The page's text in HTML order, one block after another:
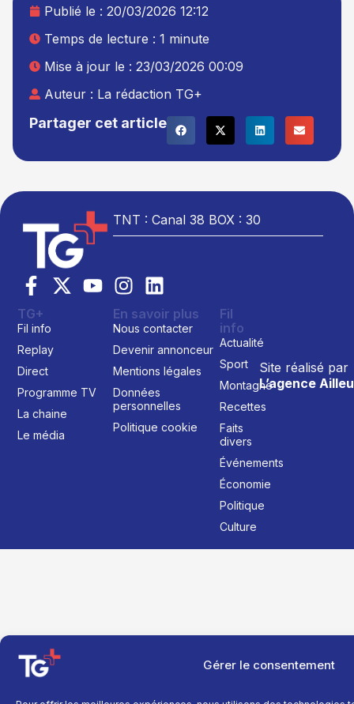
Gérer le consentement
Partager cet article
Publié le : 20/03/2026 12:12
Temps de lecture : 1 minute
Mise à jour le : 23/03/2026 00:09
Auteur : La rédaction TG+
TNT : Canal 38 BOX : 30
Site réalisé par
L’agence
TG+
Fil info
Replay
Direct
Programme TV
La chaine
Le média
En savoir plus
Nous contacter
Devenir annonceur
Mentions légales
Données
personnelles
Politique cookie
Fil
info
Actualité
Sport
Montagne
Recettes
Faits
divers
Événements
Économie
Politique
Culture